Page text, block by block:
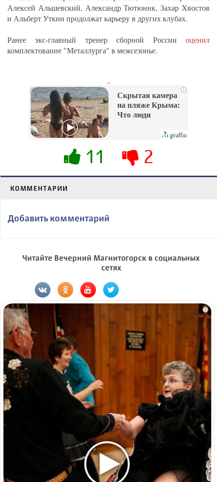
Алексей Альшевский, Александр Тютюник, Захар Хвостов
и Альберт Уткин продолжат карьеру в других клубах.
Ранее экс-главный тренер сборной России оценил
комплектование "Металлурга" в межсезонье.
i
Скрытая камера
на пляже Крыма:
Что люди
их не видят...
11 2
КОММЕНТАРИИ
Добавить комментарий
Читайте Вечерний Магнитогорск в социальных
сетях
i